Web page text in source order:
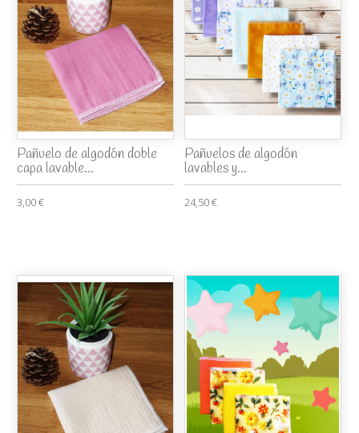
Pañuelo de algodón doble
capa lavable...
3,00 €
Pañuelos de algodón
lavables y...
24,50 €